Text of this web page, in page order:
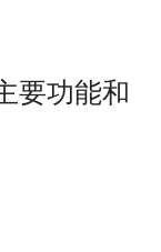
要功能和